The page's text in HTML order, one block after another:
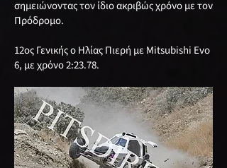
σημειώνοντας τον ίδιο ακριβώς χρόνο με τον
Πρόδρομο.
12ος Γενικής ο Ηλίας Πιερή με Mitsubishi Evo
6, με χρόνο 2:23.78.